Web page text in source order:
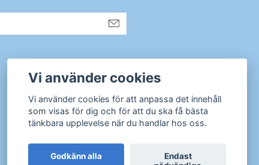
Sociala medier
Instagram
Vi använder cookies
Vi använder cookies för att anpassa det innehåll
som visas för dig och för att du ska få bästa
tänkbara upplevelse när du handlar hos oss.
Godkänn alla
Endast